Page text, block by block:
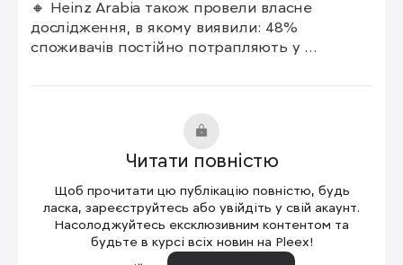
🔸 Heinz Arabia також провели власне
дослідження, в якому виявили: 48%
споживачів постійно потрапляють у
🔸 Отримати компенсацію в ОАЕ можна
через застосунок MyBenefits. Користувачам
пропонують спа-процедури, клінінг, пральні
Читати повністю
Щоб прочитати цю публікацію повністю, будь
ласка, зареєструйтесь або увійдіть у свій акаунт.
Насолоджуйтесь ексклюзивним контентом та
будьте в курсі всіх новин на Pleex!